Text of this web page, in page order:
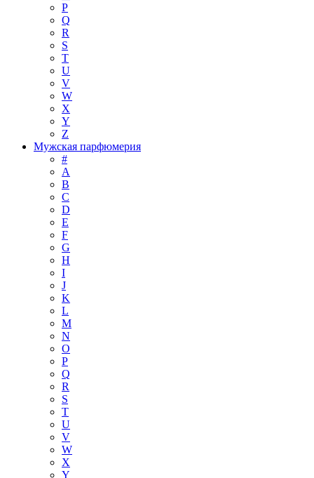
P
Q
R
S
T
U
V
W
X
Y
Z
Мужская парфюмерия
#
A
B
C
D
E
F
G
H
I
J
K
L
M
N
O
P
Q
R
S
T
U
V
W
X
Y